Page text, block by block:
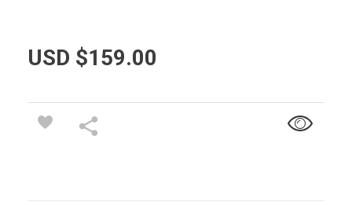
USD $159.00